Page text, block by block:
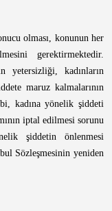
olması, konunun her
gerektirmektedir.
yetersizliği, kadınların
maruz kalmalarının
kadına yönelik şiddeti
iptal edilmesi sorunu
şiddetin önlenmesi
Sözleşmesinin yeniden